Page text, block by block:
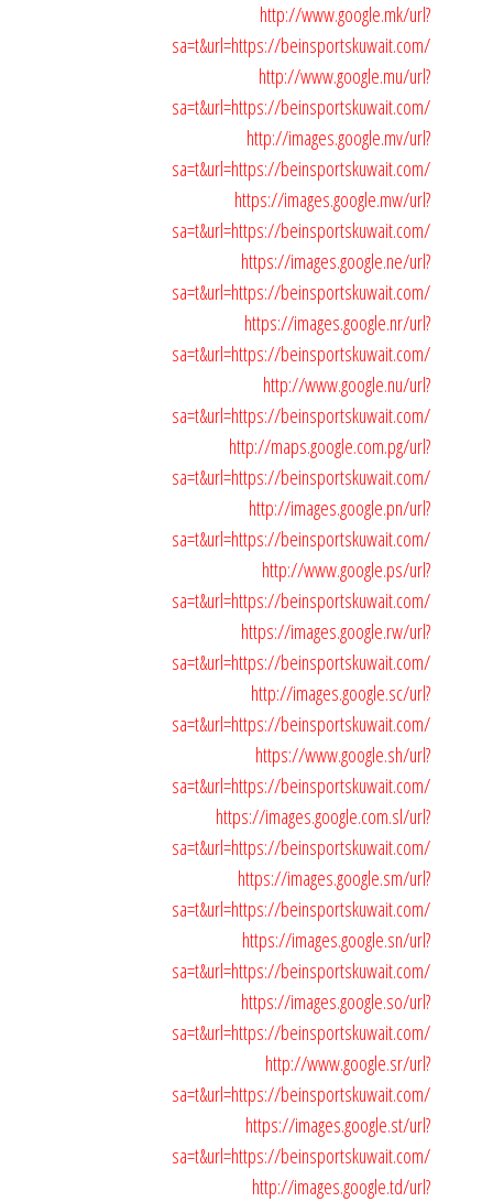
http://www.google.mk/url?
sa=t&url=https://beinsportskuwait.com/
http://www.google.mu/url?
sa=t&url=https://beinsportskuwait.com/
http://images.google.mv/url?
sa=t&url=https://beinsportskuwait.com/
https://images.google.mw/url?
sa=t&url=https://beinsportskuwait.com/
https://images.google.ne/url?
sa=t&url=https://beinsportskuwait.com/
https://images.google.nr/url?
sa=t&url=https://beinsportskuwait.com/
http://www.google.nu/url?
sa=t&url=https://beinsportskuwait.com/
http://maps.google.com.pg/url?
sa=t&url=https://beinsportskuwait.com/
http://images.google.pn/url?
sa=t&url=https://beinsportskuwait.com/
http://www.google.ps/url?
sa=t&url=https://beinsportskuwait.com/
https://images.google.rw/url?
sa=t&url=https://beinsportskuwait.com/
http://images.google.sc/url?
sa=t&url=https://beinsportskuwait.com/
https://www.google.sh/url?
sa=t&url=https://beinsportskuwait.com/
https://images.google.com.sl/url?
sa=t&url=https://beinsportskuwait.com/
https://images.google.sm/url?
sa=t&url=https://beinsportskuwait.com/
https://images.google.sn/url?
sa=t&url=https://beinsportskuwait.com/
https://images.google.so/url?
sa=t&url=https://beinsportskuwait.com/
http://www.google.sr/url?
sa=t&url=https://beinsportskuwait.com/
https://images.google.st/url?
sa=t&url=https://beinsportskuwait.com/
http://images.google.td/url?